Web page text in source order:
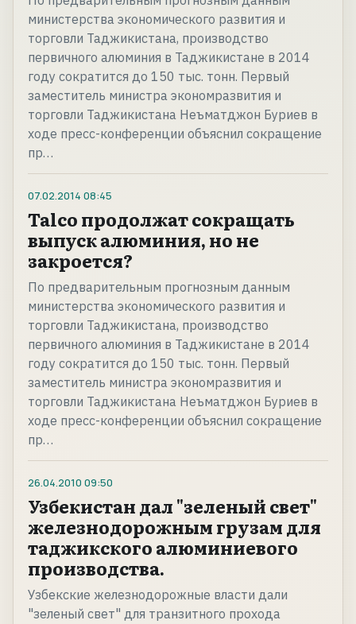
министерства экономического развития и
торговли Таджикистана, производство
первичного алюминия в Таджикистане в 2014
году сократится до 150 тыс. тонн. Первый
заместитель министра экономразвития и
торговли Таджикистана Неъматджон Буриев в
ходе пресс-конференции объяснил сокращение
пр…
07.02.2014 08:45
Talco продолжат сокращать
выпуск алюминия, но не
закроется?
По предварительным прогнозным данным
министерства экономического развития и
торговли Таджикистана, производство
первичного алюминия в Таджикистане в 2014
году сократится до 150 тыс. тонн. Первый
заместитель министра экономразвития и
торговли Таджикистана Неъматджон Буриев в
ходе пресс-конференции объяснил сокращение
пр…
26.04.2010 09:50
Узбекистан дал "зеленый свет"
железнодорожным грузам для
таджикского алюминиевого
производства.
Узбекские железнодорожные власти дали
"зеленый свет" для транзитного прохода